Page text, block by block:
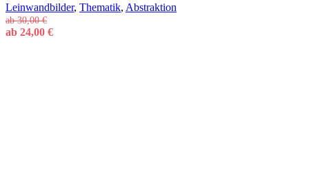
Leinwandbilder, Thematik, Abstraktion
ab30,00€
ab 24,00 €